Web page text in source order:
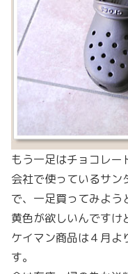
もう一足はチョコレー
会社で使っているサン
で、一足買ってみよう
黄色が欲しいんですけ
ケイマン商品は４月よ
す。